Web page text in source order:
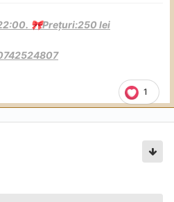
1
🎀Prețuri:250 lei